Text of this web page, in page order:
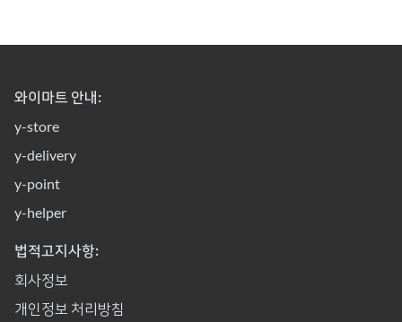
와이마트 안내:
y-store
y-delivery
y-point
y-helper
법적고지사항:
회사정보
개인정보 처리방침